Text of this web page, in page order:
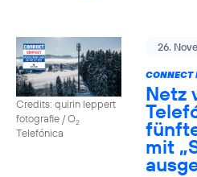
Credits: quirin leppert
fotografie / O2
Telefónica
26.
CONNECT
Netz
mit